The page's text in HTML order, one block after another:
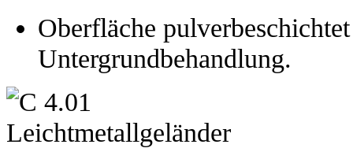
Oberfläche
Untergrundbehandlung.